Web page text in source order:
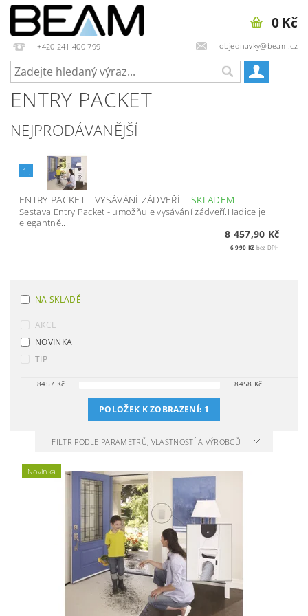
+420 241 400 799 objednavky@beam.cz
0 Kč
ENTRY PACKET
NEJPRODÁVANĚJŠÍ
1.
ENTRY PACKET - VYSÁVÁNÍ ZÁDVEŘÍ–SKLADEM
Sestava Entry Packet - umožňuje vysávání zádveří.Hadice je
elegantně...
8 457,90 Kč
6 990 Kč bez DPH
NA SKLADĚ
AKCE
NOVINKA
TIP
8457 Kč 8458 Kč
POLOŽEK K ZOBRAZENÍ: 1
FILTR PODLE PARAMETRŮ, VLASTNOSTÍ A VÝROBCŮ
Novinka